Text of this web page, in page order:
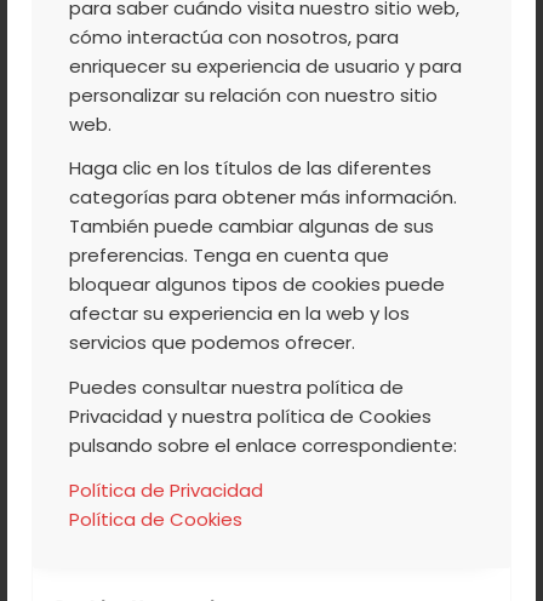
para saber cuándo visita nuestro sitio web,
cómo interactúa con nosotros, para
enriquecer su experiencia de usuario y para
personalizar su relación con nuestro sitio
web.
Haga clic en los títulos de las diferentes
categorías para obtener más información.
También puede cambiar algunas de sus
preferencias. Tenga en cuenta que
bloquear algunos tipos de cookies puede
afectar su experiencia en la web y los
servicios que podemos ofrecer.
Puedes consultar nuestra política de
Privacidad y nuestra política de Cookies
pulsando sobre el enlace correspondiente:
Política de Privacidad
Política de Cookies
Leer más
4 JUNIO, 2013
/ 0 COMENTARIOS
/ PORACVJ
COCINA,NUESTROS PRODUCTOS,VALLE DEL
JERTE
LA ESCUELA DE
HOSTELERÍA
ENSEÑARÁ A COCINAR
CON CEREZA DEL